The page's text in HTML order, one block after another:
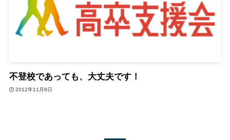
不登校であっても、大丈夫です！
2012年11月8日